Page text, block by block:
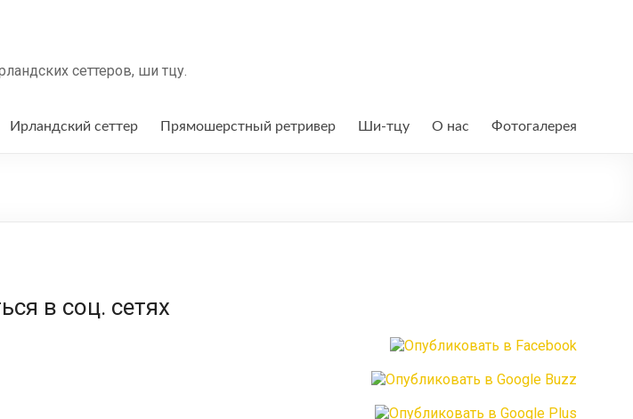
сеттеров, ши тцу.
Ирландский сеттер Прямошерстный ретривер Ши-тцу О нас Фотогалерея
в соц. сетях